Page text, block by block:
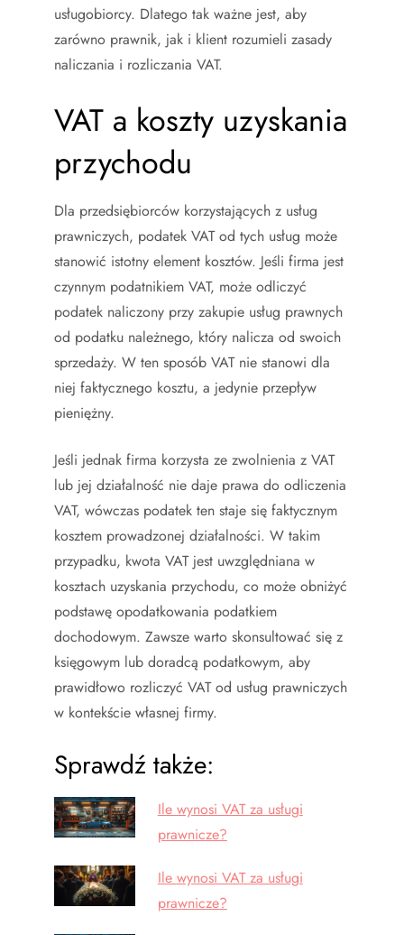
usługobiorcy. Dlatego tak ważne jest, aby
zarówno prawnik, jak i klient rozumieli zasady
naliczania i rozliczania VAT.
VAT a koszty uzyskania
przychodu
Dla przedsiębiorców korzystających z usług
prawniczych, podatek VAT od tych usług może
stanowić istotny element kosztów. Jeśli firma jest
czynnym podatnikiem VAT, może odliczyć
podatek naliczony przy zakupie usług prawnych
od podatku należnego, który nalicza od swoich
sprzedaży. W ten sposób VAT nie stanowi dla
niej faktycznego kosztu, a jedynie przepływ
pieniężny.
Jeśli jednak firma korzysta ze zwolnienia z VAT
lub jej działalność nie daje prawa do odliczenia
VAT, wówczas podatek ten staje się faktycznym
kosztem prowadzonej działalności. W takim
przypadku, kwota VAT jest uwzględniana w
kosztach uzyskania przychodu, co może obniżyć
podstawę opodatkowania podatkiem
dochodowym. Zawsze warto skonsultować się z
księgowym lub doradcą podatkowym, aby
prawidłowo rozliczyć VAT od usług prawniczych
w kontekście własnej firmy.
Sprawdź także:
Ile wynosi VAT za usługi
prawnicze?
Ile wynosi VAT za usługi
prawnicze?